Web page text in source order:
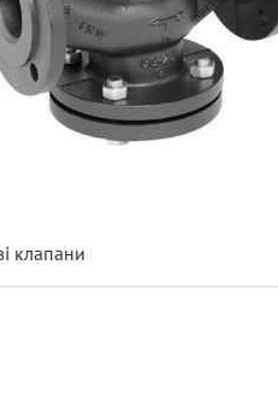
клапани